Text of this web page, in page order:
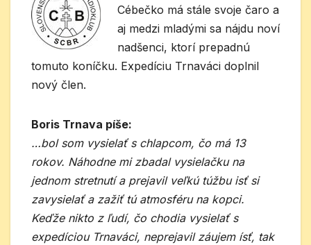
Cébečko má stále svoje čaro a
aj medzi mladými sa nájdu noví
nadšenci, ktorí prepadnú
tomuto koníčku. Expedíciu Trnaváci doplnil
nový člen.
Boris Trnava píše:
…bol som vysielať s chlapcom, čo má 13
rokov. Náhodne mi zbadal vysielačku na
jednom stretnutí a prejavil veľkú túžbu isť si
zavysielať a zažiť tú atmosféru na kopci.
Keďže nikto z ľudí, čo chodia vysielať s
expedíciou Trnaváci, neprejavil záujem ísť, tak